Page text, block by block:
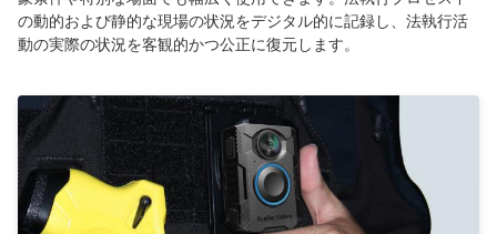
の動的および静的な現場の状況をデジタル的に記録し、法執行活
動の実際の状況を客観的かつ公正に復元します。